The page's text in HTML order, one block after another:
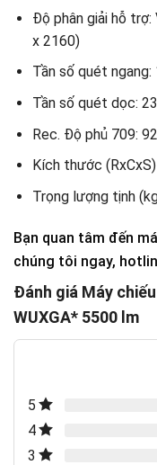
Độ phân giải hỗ trợ:
x 2160)
Tần số quét
Tần số quét dọc:
Rec. Độ phủ 709:
Kích thước
Trọng lượng tịnh
Bạn quan tâm đến
chúng tôi ngay,
Đánh giá Máy
WUXGA* 5500 lm
5
4
3